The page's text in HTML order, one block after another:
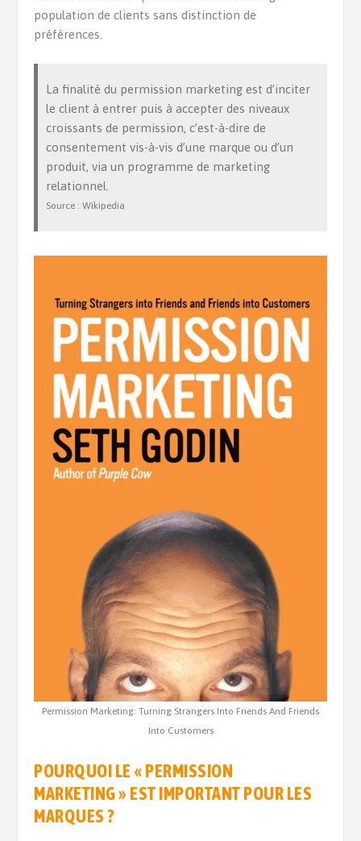
population de clients sans distinction de
préférences.
La finalité du permission marketing est d’inciter
le client à entrer puis à accepter des niveaux
croissants de permission, c’est-à-dire de
consentement vis-à-vis d’une marque ou d’un
produit, via un programme de marketing
relationnel.
Source : Wikipedia
Permission Marketing: Turning Strangers Into Friends And Friends
Into Customers
POURQUOI LE « PERMISSION
MARKETING » EST IMPORTANT POUR LES
MARQUES ?